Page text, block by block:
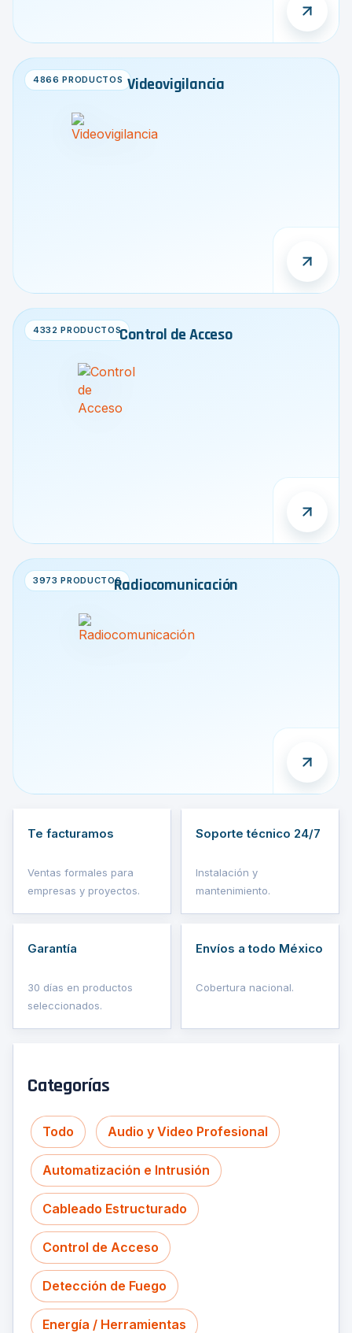
4866 PRODUCTOS Videovigilancia
4332 PRODUCTOSControl de Acceso
3973 PRODUCTOSRadiocomunicación
Te facturamos
Ventas formales para
empresas y proyectos.
Soporte técnico 24/7
Instalación y
mantenimiento.
Garantía
30 días en productos
seleccionados.
Envíos a todo México
Cobertura nacional.
Categorías
Todo Audio y Video Profesional
Automatización e Intrusión
Cableado Estructurado
Control de Acceso
Detección de Fuego
Energía / Herramientas